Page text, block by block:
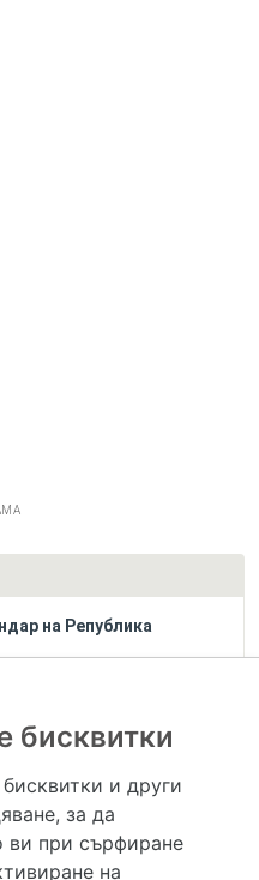
на Република
специалист и НЕ дава медицински
НЕ се явява медицинска услуга и НЕ
медицински и други здравни и
НЕ търгува с лекарствени продукти и
бисквитки
и други
за да
ви при сърфиране
на